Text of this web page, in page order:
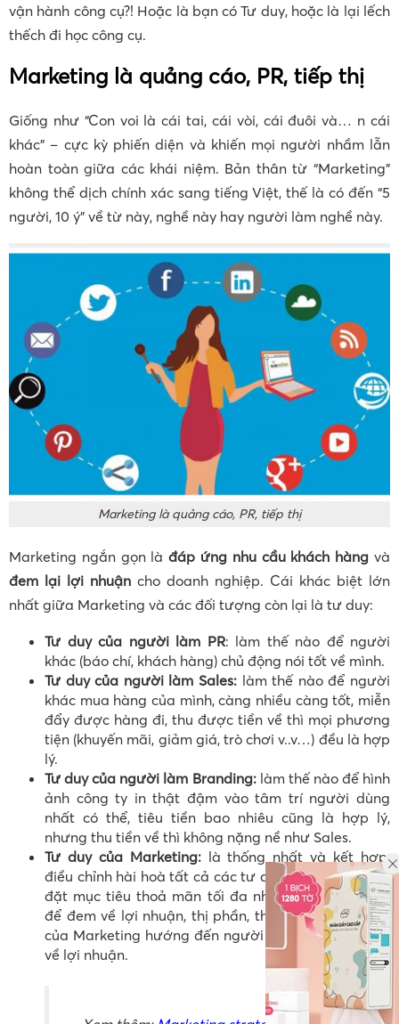
vận hành công cụ?! Hoặc là bạn có Tư duy, hoặc là lại lếch
thếch đi học công cụ.
Marketing là quảng cáo, PR, tiếp thị
Giống như “Con voi là cái tai, cái vòi, cái đuôi và… n cái
khác” – cực kỳ phiến diện và khiến mọi người nhầm lẫn
hoàn toàn giữa các khái niệm. Bản thân từ “Marketing”
không thể dịch chính xác sang tiếng Việt, thế là có đến “5
người, 10 ý” về từ này, nghề này hay người làm nghề này.
Marketing là quảng cáo, PR, tiếp thị
Marketing ngắn gọn làđáp ứng nhu cầu khách hàng và
đem lại lợi nhuận cho doanh nghiệp. Cái khác biệt lớn
nhất giữa Marketing và các đối tượng còn lại là tư duy:
Tư duy của người làm PR: làm thế nào để người
khác (báo chí, khách hàng) chủ động nói tốt về mình.
Tư duy của người làm Sales: làm thế nào để người
khác mua hàng của mình, càng nhiều càng tốt, miễn
đẩy được hàng đi, thu được tiền về thì mọi phương
tiện (khuyến mãi, giảm giá, trò chơi v..v…) đều là hợp
lý.
Tư duy của người làm Branding:làm thế nào để hình
ảnh công ty in thật đậm vào tâm trí người dùng
nhất có thể, tiêu tiền bao nhiêu cũng là hợp lý,
nhưng thu tiền về thì không nặng nề như Sales.
Tư duy của Marketing:là thống nhất và kết hợp,
điều chỉnh hài hoà tất cả các tư duy trên. Marketing
đặt mục tiêu thoả mãn tối đa nhu cầu khách hàng
để đem về lợi nhuận, thị phần, thương hiệu. Tư duy
của Marketing hướng đến người tiêu dùng để nhận
về lợi nhuận.